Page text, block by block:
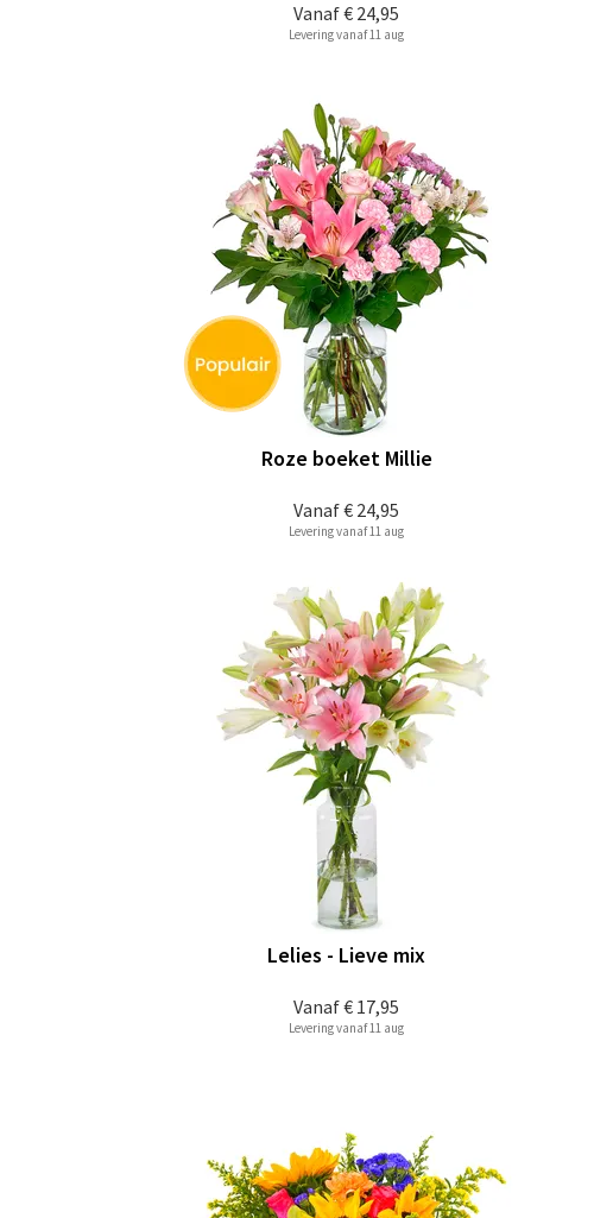
Vanaf€ 24,95
Levering vanaf 11 aug
Vanaf€ 24,95
Roze boeket Millie
Levering vanaf 11 aug
Vanaf€ 17,95
Lelies - Lieve mix
Levering vanaf 11 aug